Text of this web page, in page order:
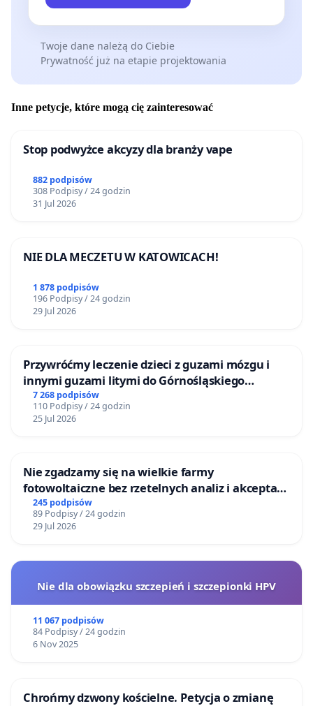
Twoje dane należą do Ciebie
Prywatność już na etapie projektowania
Inne petycje, które mogą cię zainteresować
Stop podwyżce akcyzy dla branży vape
882 podpisów
308 Podpisy / 24 godzin
31 Jul 2026
NIE DLA MECZETU W KATOWICACH!
1 878 podpisów
196 Podpisy / 24 godzin
29 Jul 2026
Przywróćmy leczenie dzieci z guzami mózgu i
innymi guzami litymi do Górnośląskiego
Centrum Zdrowia Dziecka w Katowicach
7 268 podpisów
110 Podpisy / 24 godzin
25 Jul 2026
Nie zgadzamy się na wielkie farmy
fotowoltaiczne bez rzetelnych analiz i akceptacji
mieszkańców
245 podpisów
89 Podpisy / 24 godzin
29 Jul 2026
Nie dla obowiązku szczepień i szczepionki HPV
11 067 podpisów
84 Podpisy / 24 godzin
6 Nov 2025
Chrońmy dzwony kościelne. Petycja o zmianę